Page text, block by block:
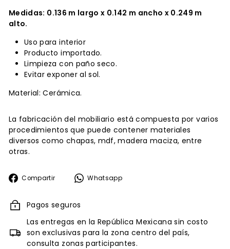
Medidas: 0.136 m largo x 0.142 m ancho x 0.249 m
alto.
Uso para interior
Producto importado.
Limpieza con paño seco.
Evitar exponer al sol.
Material: Cerámica.
La fabricación del mobiliario está compuesta por varios
procedimientos que puede contener materiales
diversos como chapas, mdf, madera maciza, entre
otras.
Compartir
CompartirWhatsapp
Pagos seguros
Las entregas en la República Mexicana sin costo
son exclusivas para la zona centro del país,
consulta zonas participantes.